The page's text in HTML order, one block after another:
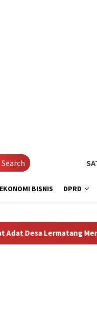
Search
EKONOMI BISNIS DPRD
Lahan: